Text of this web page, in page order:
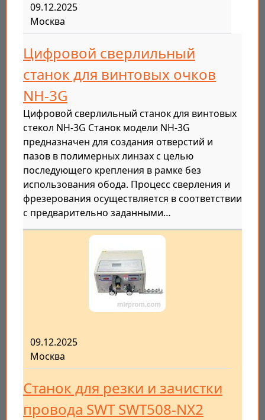
09.12.2025
Москва
Цифровой сверлильный
станок для винтовых очков
NH-3G
Цифровой сверлильный станок для винтовых
стекол NH-3G Станок модели NH-3G
предназначен для создания отверстий и
пазов в полимерных линзах с целью
последующего крепления в рамке без
использования обода. Процесс сверления и
фрезерования осуществляется в соответствии
с предварительно заданными…
09.12.2025
Москва
Станок для резки и зачистки
провода SWT SWT508-NX2